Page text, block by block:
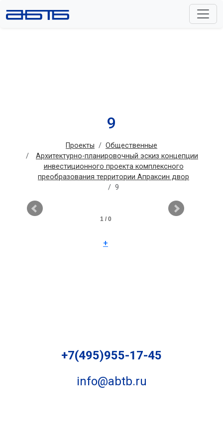
9
Проекты
Общественные
Архитектурно-планировочный эскиз концепции
инвестиционного проекта комплексного
преобразования территории Апраксин двор
9
1 / 0
+
+7(495)955-17-45
info@abtb.ru